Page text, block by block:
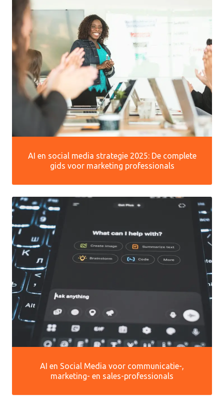
AI en social media strategie 2025: De complete
gids voor marketing professionals
AI en Social Media voor communicatie-,
marketing- en sales-professionals